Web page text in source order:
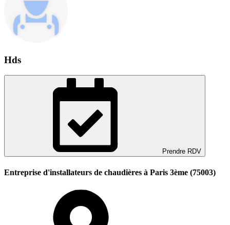
Hds
Prendre RDV
Entreprise d'installateurs de chaudières à Paris 3ème (75003)